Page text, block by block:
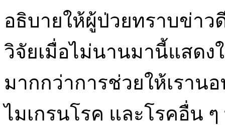
อธิบายให้ผู้ป่วยทราบข่าว
วิจัยเมื่อไม่นานมานี้แสดง
มากกว่าการช่วยให้เราน
ไมเกรนโรค และโรคอื่น